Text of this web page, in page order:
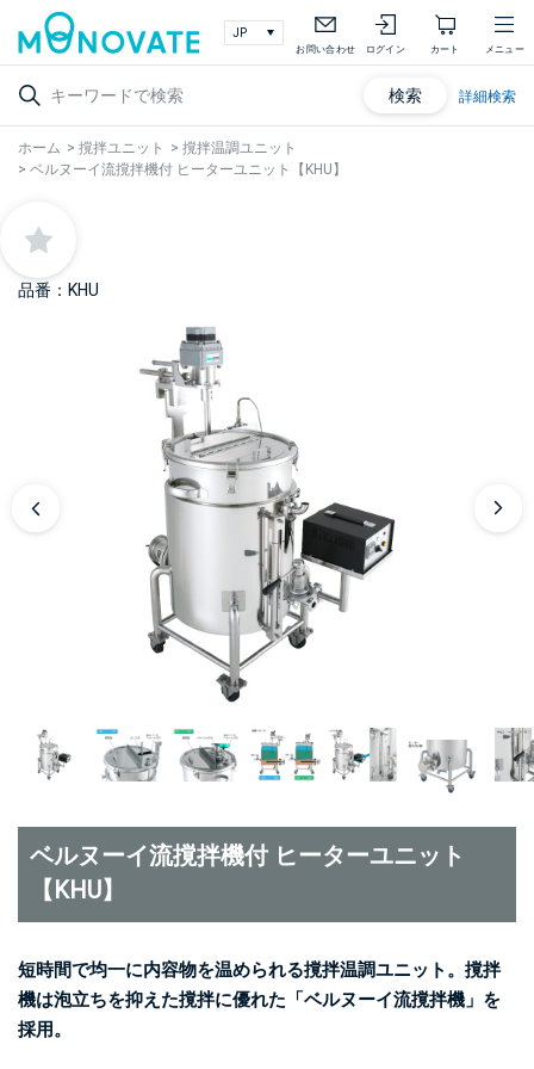
お問い合わせ ログイン カート メニュー
検索 詳細検索
ホーム > 撹拌ユニット > 撹拌温調ユニット
> ベルヌーイ流撹拌機付 ヒーターユニット【KHU】
品番：KHU
ベルヌーイ流撹拌機付 ヒーターユニット
【KHU】
短時間で均一に内容物を温められる撹拌温調ユニット。撹拌
機は泡立ちを抑えた撹拌に優れた「ベルヌーイ流撹拌機」を
採用。